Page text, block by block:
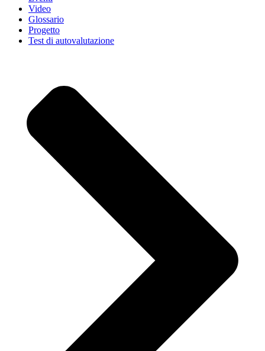
Video
Glossario
Progetto
Test di autovalutazione